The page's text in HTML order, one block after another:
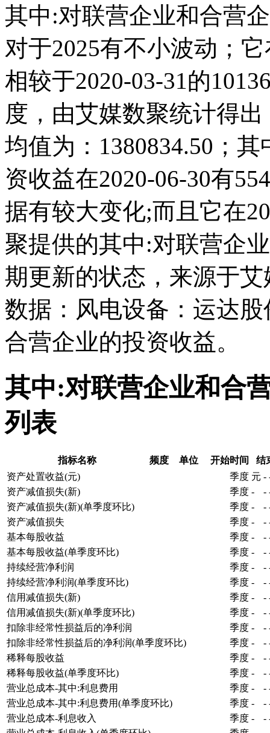
其中:对联营企业和合营
对于2025有不小波动；
相较于2020-03-31的
度，由艾媒数聚统计得
均值为：1380834.50；
资收益在2020-06-30有
据有较大变化;而且它在
聚提供的其中:对联营企
期更新的状态，来源于
数据：风电设备：运达
合营企业的投资收益。
其中:对联营企业和合
列表
指标名称 频度 单位 开始时间
结
资产处置收益(元)
季度 元 -
资产减值损失(新)
季度 - -
资产减值损失(新)(单季度环比)
季度 - -
资产减值损失
季度 - -
基本每股收益
季度 - -
基本每股收益(单季度环比)
季度 - -
持续经营净利润
季度 - -
持续经营净利润(单季度环比)
季度 - -
信用减值损失(新)
季度 - -
信用减值损失(新)(单季度环比)
季度 - -
扣除非经常性损益后的净利润
季度 - -
扣除非经常性损益后的净利润(单季度环比)
季度 - -
稀释每股收益
季度 - -
稀释每股收益(单季度环比)
季度 - -
营业总成本-其中:利息费用
季度 - -
营业总成本-其中:利息费用(单季度环比)
季度 - -
营业总成本-利息收入
季度 - -